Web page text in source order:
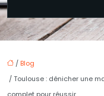
/ Blog
/ Toulouse : dénicher une